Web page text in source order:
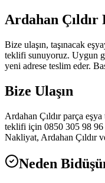
Ardahan Çıldır
Bize ulaşın, taşınacak
teklifi sunuyoruz. Uygun
yeni adrese teslim eder.
Bize Ulaşın
Ardahan Çıldır parça
teklifi için 0850 305 98 96
Nakliyat, Ardahan Çıldır
Neden